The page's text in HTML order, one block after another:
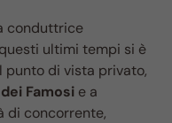
conduttrice
ultimi tempi si è
di vista privato,
dei Famosi e a
di concorrente,